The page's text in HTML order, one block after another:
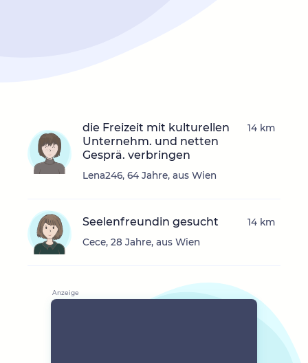
die Freizeit mit kulturellen
Unternehm. und netten
Gesprä. verbringen
Lena246, 64 Jahre, aus Wien
14 km
Seelenfreundin gesucht
Cece, 28 Jahre, aus Wien
14 km